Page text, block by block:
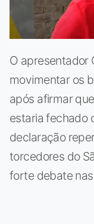
O apresentador
movimentar os
após afirmar
estaria fechado
declaração
torcedores do
forte debate